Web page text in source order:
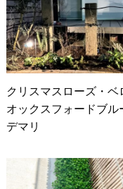
クリスマスローズ・ベ
オックスフォードブル
デマリ